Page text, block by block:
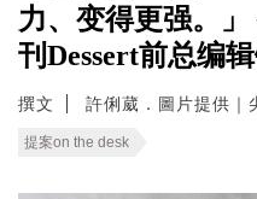
力、变得更强。
刊Dessert前总编
撰文 許俐葳．圖片提供｜
提案on the desk